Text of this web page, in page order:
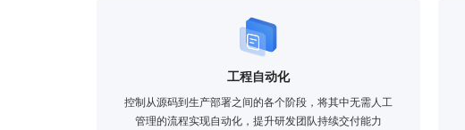
工程自动化
控制从源码到生产部署之间的各个阶段，将其中无需人工
管理的流程实现自动化，提升研发团队持续交付能力